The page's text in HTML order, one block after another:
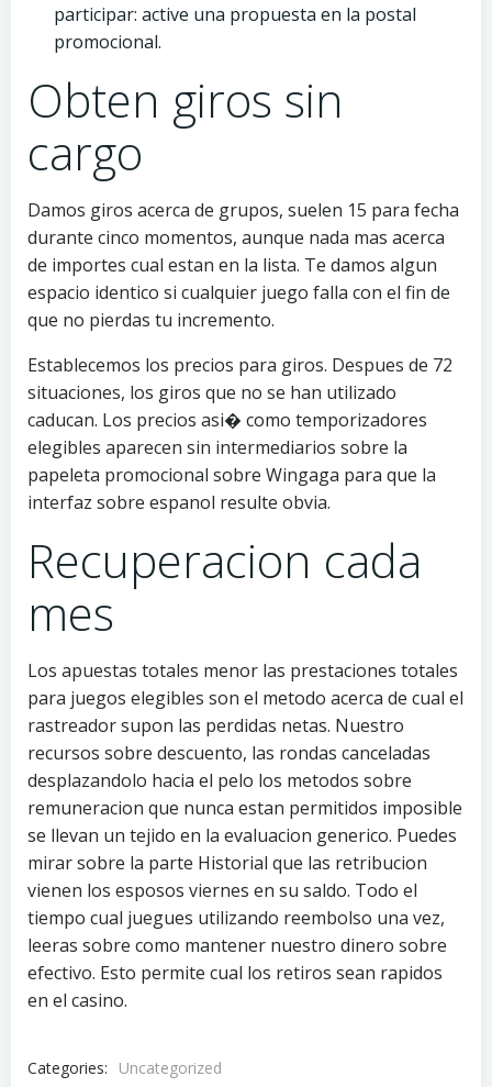
participar: active una propuesta en la postal
promocional.
Obten giros sin
cargo
Damos giros acerca de grupos, suelen 15 para fecha
durante cinco momentos, aunque nada mas acerca
de importes cual estan en la lista. Te damos algun
espacio identico si cualquier juego falla con el fin de
que no pierdas tu incremento.
Establecemos los precios para giros. Despues de 72
situaciones, los giros que no se han utilizado
caducan. Los precios asi� como temporizadores
elegibles aparecen sin intermediarios sobre la
papeleta promocional sobre Wingaga para que la
interfaz sobre espanol resulte obvia.
Recuperacion cada
mes
Los apuestas totales menor las prestaciones totales
para juegos elegibles son el metodo acerca de cual el
rastreador supon las perdidas netas. Nuestro
recursos sobre descuento, las rondas canceladas
desplazandolo hacia el pelo los metodos sobre
remuneracion que nunca estan permitidos imposible
se llevan un tejido en la evaluacion generico. Puedes
mirar sobre la parte Historial que las retribucion
vienen los esposos viernes en su saldo. Todo el
tiempo cual juegues utilizando reembolso una vez,
leeras sobre como mantener nuestro dinero sobre
efectivo. Esto permite cual los retiros sean rapidos
en el casino.
Categories:
Uncategorized